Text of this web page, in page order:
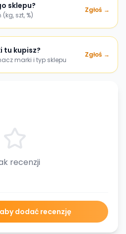
sklepu?
szt, %)
Zgłoś →
tu kupisz?
marki i typ sklepu
Zgłoś →
recenzji
dodać recenzję